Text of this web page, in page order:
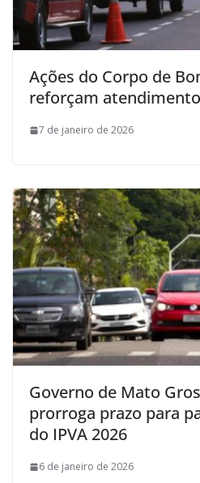
Ações do Corpo de
reforçam
7 de janeiro de 2026
Governo de Mato
prorroga prazo para
do IPVA 2026
6 de janeiro de 2026